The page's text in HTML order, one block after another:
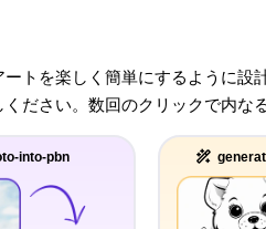
トを楽しく簡単にするように
ださい。数回のクリックで内な
into-pbn